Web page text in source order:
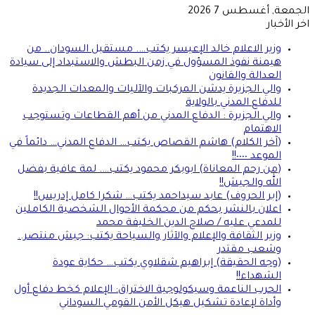
الجمعة, أغسطس 7 2026
اخر الأخبار
وزير الاعلام خالد الإعيسر يكتب…. مستقبل السودان.. من
هيمنة نفوذ المسؤول في زمن البطش والاستبداد إلى سيادة
العدالة والقانون
والي الجزيرة يدشن المركبات والآليات والمعدات الجديدة
للدفاع المدني بالولاية
والي الجزيرة : الدفاع المدني من أهم القطاعات وتستوجب
الاهتمام
(آخر الكلام) هاشم القصاص يكتب… الدفاع المدني… دائماً في
الموعد ٠٠٠٠!!
(من رحم المعاناة) ابوبكر محمود يكتب…. لمة عافية بفضل
الله والجيش!!
(إبر الحروف) عابد سيداحمد يكتب… شكرا كامل إدريس!!
اعلان بالنشر بحكم من محكمة الأحوال الشخصية الكاملين
للمدعي عليه / صلاح الدين الخليفة محمد
وزير الثقافة والإعلام والآثار والسياحة يكتب: جيش منتصر..
وشعب مقتدر
(وجه الحقيقة) إبراهيم شقلاوي يكتب… حكاية عودة
الشهداء!!
الحرب الناعمة وسيكولوجية الاختراق: الإعلام كخط دفاع أول
وأداة لإعادة تشكيل هيكل الأمن القومي السوداني